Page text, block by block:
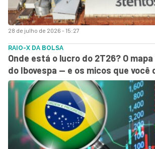
28 de julho de 2026 - 15:27
RAIO-X DA BOLSA
Onde está o lucro do 2T26? O
do Ibovespa — e os micos que você